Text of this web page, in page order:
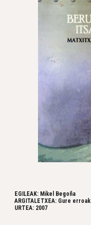
EGILEAK: Mikel Begoña
ARGITALETXEA: Gure erroak
URTEA: 2007